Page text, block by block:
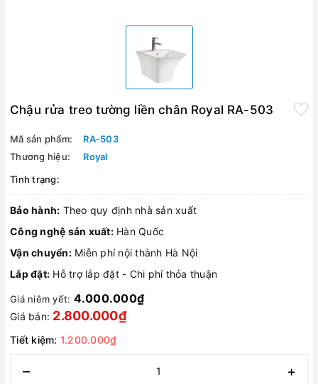
Chậu rửa treo tường liền chân Royal RA-503
Mã sản phẩm:
RA-503
Thương hiệu:
Royal
Tình trạng:
Bảo hành: Theo quy định nhà sản xuất
Công nghệ sản xuất:Hàn Quốc
Vận chuyển:Miễn phí nội thành Hà Nội
Lắp đặt: Hỗ trợ lắp đặt - Chi phí thỏa thuận
Giá niêm yết: 4.000.000₫
Giá bán: 2.800.000₫
Tiết kiệm: 1.200.000₫
– +